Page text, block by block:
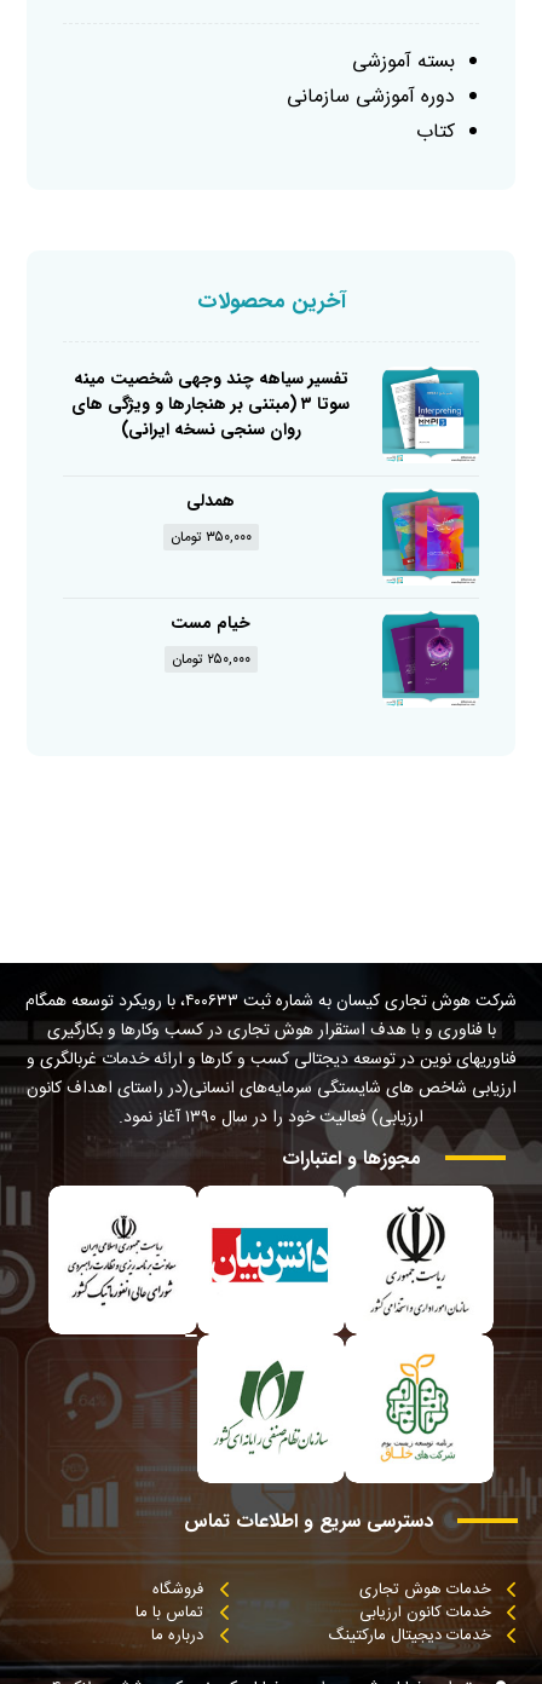
بسته آموزشی
دوره آموزشی سازمانی
کتاب
آخرین محصولات
تفسیر سیاهه چند وجهی شخصیت مینه
سوتا ۳ (مبتنی بر هنجارها و ویژگی های
روان سنجی نسخه ایرانی)
همدلی
۳۵۰,۰۰۰تومان
خیام مست
۲۵۰,۰۰۰ تومان
شرکت هوش تجاری کیسان به شماره ثبت ۴۰۰۶۳۳، با رویکرد توسعه همگام
با فناوری و با هدف استقرار هوش تجاری در کسب وکارها و بکارگیری
فناوریهای نوین در توسعه دیجتالی کسب و کارها و ارائه خدمات غربالگری و
ارزیابی شاخص های شایستگی سرمایه‌های انسانی(در راستای اهداف کانون
ارزیابی) فعالیت خود را در سال ۱۳۹۰ آغاز نمود.
مجوزها و اعتبارات
دسترسی سریع و اطلاعات تماس
خدمات هوش تجاری
خدمات کانون ارزیابی
خدمات دیجیتال مارکتینگ
فروشگاه
تماس با ما
درباره ما